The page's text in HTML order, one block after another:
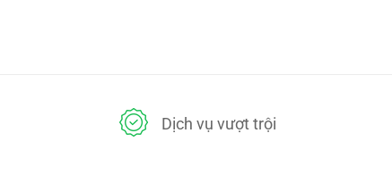
Dịch vụ vượt trội